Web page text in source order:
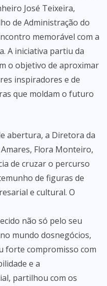
José Teixeira,
de Administração do
memorável com a
A iniciativa partiu da
o objetivo de aproximar
inspiradores e de
que moldam o futuro
abertura, a Diretora da
Flora Monteiro,
de cruzar o percurso
de figuras de
e cultural. O
não só pelo seu
mundo dosnegócios,
forte compromisso com
e a
partilhou com os